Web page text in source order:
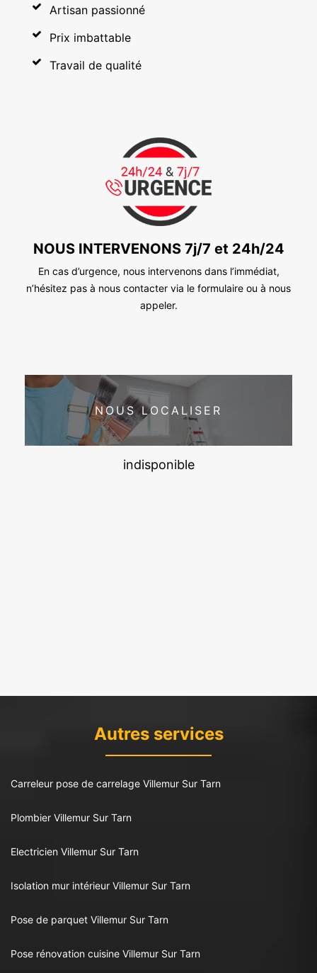
Artisan passionné
Prix imbattable
Travail de qualité
NOUS INTERVENONS 7j/7 et 24h/24
En cas d’urgence, nous intervenons dans l’immédiat,
n’hésitez pas à nous contacter via le formulaire ou à nous
appeler.
NOUS LOCALISER
indisponible
Autres services
Carreleur pose de carrelage Villemur Sur Tarn
Plombier Villemur Sur Tarn
Electricien Villemur Sur Tarn
Isolation mur intérieur Villemur Sur Tarn
Pose de parquet Villemur Sur Tarn
Pose rénovation cuisine Villemur Sur Tarn